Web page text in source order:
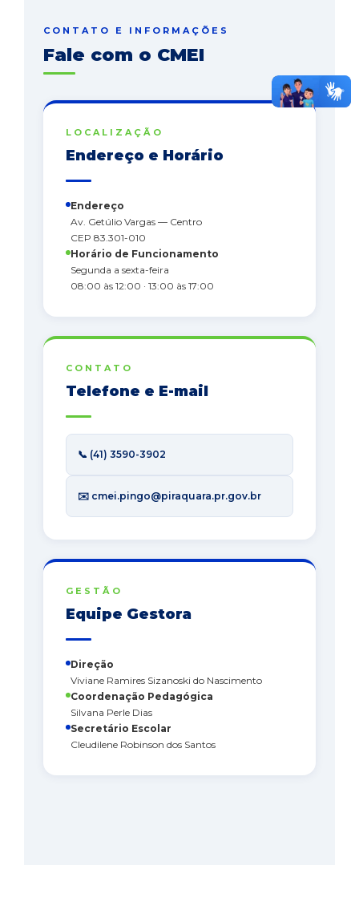
CONTATO E INFORMAÇÕES
Fale com o CMEI
LOCALIZAÇÃO
Endereço e Horário
Endereço
Av. Getúlio Vargas — Centro
CEP 83.301-010
Horário de Funcionamento
Segunda a sexta-feira
08:00 às 12:00 · 13:00 às 17:00
CONTATO
Telefone e E-mail
📞 (41) 3590-3902
✉️ cmei.pingo@piraquara.pr.gov.br
GESTÃO
Equipe Gestora
Direção
Viviane Ramires Sizanoski do Nascimento
Coordenação Pedagógica
Silvana Perle Dias
Secretário Escolar
Cleudilene Robinson dos Santos